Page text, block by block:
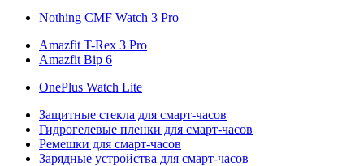
Nothing CMF Watch 3 Pro
Amazfit T-Rex 3 Pro
Amazfit Bip 6
OnePlus Watch Lite
Защитные стекла для смарт-часов
Гидрогелевые пленки для смарт-часов
Ремешки для смарт-часов
Зарядные устройства для смарт-часов